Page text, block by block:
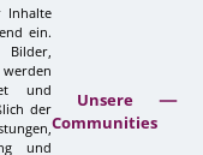
Inhalte
ein.
Bilder,
und
der
und
Unsere
Communities